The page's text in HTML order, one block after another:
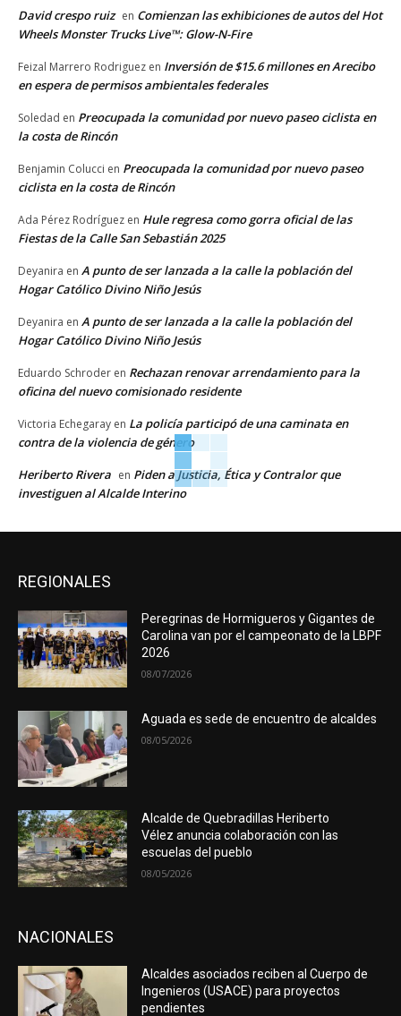
David crespo ruiz en Comienzan las exhibiciones de autos del Hot
Wheels Monster Trucks Live™: Glow-N-Fire
Feizal Marrero Rodriguez en Inversión de $15.6 millones en Arecibo
en espera de permisos ambientales federales
Soledad en Preocupada la comunidad por nuevo paseo ciclista en
la costa de Rincón
Benjamin Colucci en Preocupada la comunidad por nuevo paseo
ciclista en la costa de Rincón
Ada Pérez Rodríguez en Hule regresa como gorra oficial de las
Fiestas de la Calle San Sebastián 2025
Deyanira en A punto de ser lanzada a la calle la población del
Hogar Católico Divino Niño Jesús
Deyanira en A punto de ser lanzada a la calle la población del
Hogar Católico Divino Niño Jesús
Eduardo Schroder en Rechazan renovar arrendamiento para la
oficina del nuevo comisionado residente
Victoria Echegaray en La policía participó de una caminata en
contra de la violencia de género
Heriberto Rivera en Piden a Justicia, Ética y Contralor que
investiguen al Alcalde Interino
REGIONALES
Peregrinas de Hormigueros y Gigantes de
Carolina van por el campeonato de la LBPF
2026
08/07/2026
Aguada es sede de encuentro de alcaldes
08/05/2026
Alcalde de Quebradillas Heriberto
Vélez anuncia colaboración con las
escuelas del pueblo
08/05/2026
NACIONALES
Alcaldes asociados reciben al Cuerpo de
Ingenieros (USACE) para proyectos
pendientes